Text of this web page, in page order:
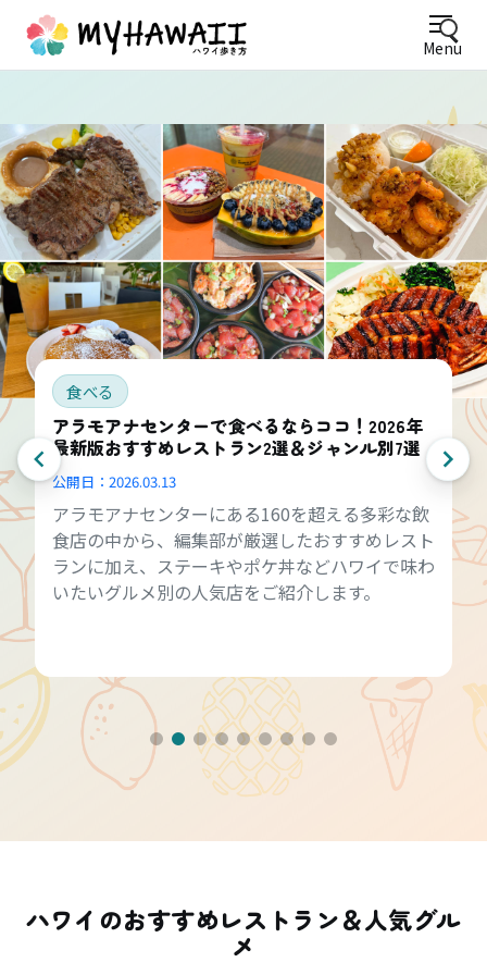
Menu
食べる
アラモアナセンターで食べるならココ！2026年
最新版おすすめレストラン2選＆ジャンル別7選
公開日： 2026.03.13
アラモアナセンターにある160を超える多彩な飲
食店の中から、編集部が厳選したおすすめレスト
ランに加え、ステーキやポケ丼などハワイで味わ
いたいグルメ別の人気店をご紹介します。
ハワイのおすすめレストラン＆人気グル
メ